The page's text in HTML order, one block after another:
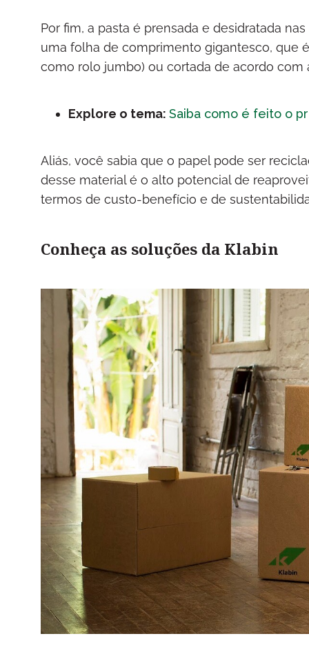
Por fim, a pasta é prensada e desidratada
uma folha de comprimento gigantesco, que
como rolo jumbo) ou cortada de acordo
Explore o tema: Saiba como é feito o
Aliás, você sabia que o papel pode ser
desse material é o alto potencial de
termos de custo-benefício e de
Conheça as soluções da Klabin